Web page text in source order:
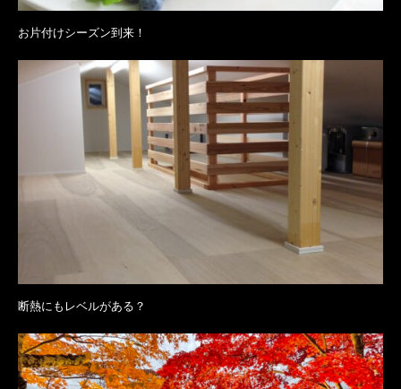
お片付けシーズン到来！
断熱にもレベルがある？